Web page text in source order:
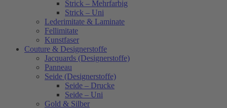
Strick – Mehrfarbig
Strick – Uni
Lederimitate & Laminate
Fellimitate
Kunstfaser
Couture & Designerstoffe
Jacquards (Designerstoffe)
Panneau
Seide (Designerstoffe)
Seide – Drucke
Seide – Uni
Gold & Silber